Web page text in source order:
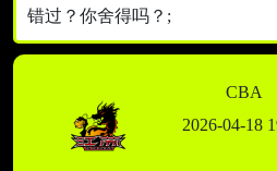
错过？你舍得吗？;
CBA
2026-04-18